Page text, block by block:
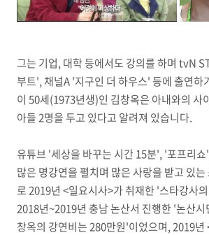
그는 기업, 대학 등에서도 강의를 하며 tvN
부트', 채널A '지구인 더 하우스' 등에 출연하
이 50세(1973년생)인 김창옥은 아내와의 사
아들 2명을 두고 있다고 알려져 있습니다.
유튜브 '세상을 바꾸는 시간 15분', '포프리
많은 명강연을 펼치며 많은 사랑을 받고 있
로 2019년 <일요시사>가 취재한 '스타강사
2018년~2019년 충남 논산서 진행한 '논산
창옥의 강연비는 280만원'이었으며, 2019년